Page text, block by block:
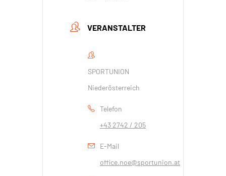
VERANSTALTER
SPORTUNION
Niederösterreich
Telefon
+43 2742 / 205
E-Mail
office.noe@sportunion.at